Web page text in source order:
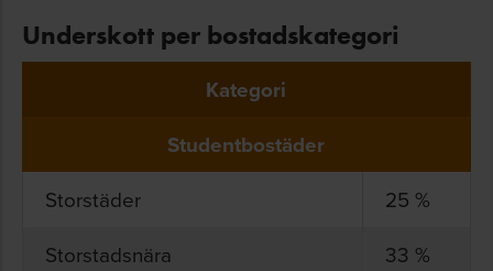
Underskott per bostadskategori
Kategori
Studentbostäder
Storstäder
25 %
Storstadsnära
33 %